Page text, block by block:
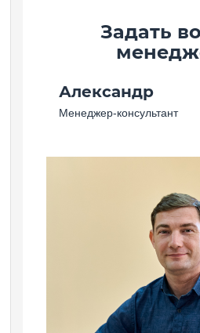
Задать
Александр
Менеджер-консультант